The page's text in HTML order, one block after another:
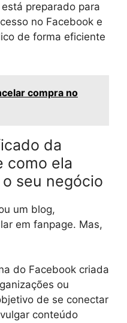
preparado para
no Facebook e
de forma eficiente
compra no
da
como ela
seu negócio
um blog,
em fanpage. Mas,
do Facebook criada
ou
de se conectar
conteúdo